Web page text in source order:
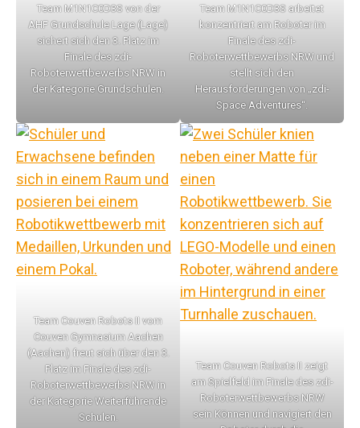
Team M1N1C0D3S von der
AHF Grundschule Lage (Lage)
sichert sich den 3. Platz im
Finale des zdi-
Roboterwettbewerbs NRW in
der Kategorie Grundschulen.
Team M1N1C0D3S arbeitet
konzentriert am Roboter im
Finale des zdi-
Roboterwettbewerbs NRW und
stellt sich den
Herausforderungen von „zdi-
Space Adventures“.
Team Couven Robots II vom
Couven Gymnasium Aachen
(Aachen) freut sich über den 3.
Platz im Finale des zdi-
Roboterwettbewerbs NRW in
der Kategorie Weiterführende
Schulen.
Team Couven Robots II zeigt
am Spielfeld im Finale des zdi-
Roboterwettbewerbs NRW
sein Können und navigiert den